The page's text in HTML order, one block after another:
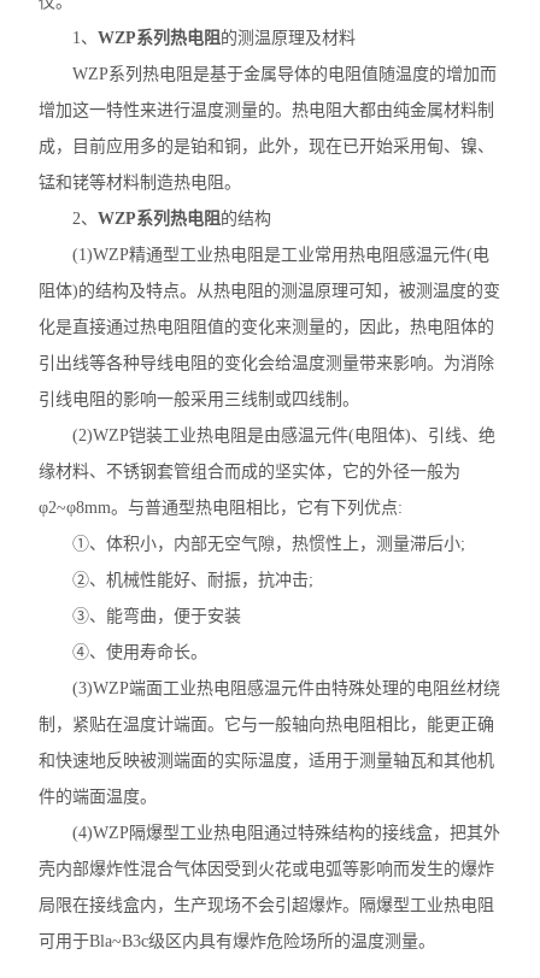
1、WZP系列热电阻的测温原理及材料
WZP系列热电阻是基于金属导体的电阻值随温度的增加而
增加这一特性来进行温度测量的。热电阻大都由纯金属材料制
成，目前应用多的是铂和铜，此外，现在已开始采用甸、镍、
锰和铑等材料制造热电阻。
2、WZP系列热电阻的结构
(1)WZP精通型工业热电阻是工业常用热电阻感温元件(电
阻体)的结构及特点。从热电阻的测温原理可知，被测温度的变
化是直接通过热电阻阻值的变化来测量的，因此，热电阻体的
引出线等各种导线电阻的变化会给温度测量带来影响。为消除
引线电阻的影响一般采用三线制或四线制。
(2)WZP铠装工业热电阻是由感温元件(电阻体)、引线、绝
缘材料、不锈钢套管组合而成的坚实体，它的外径一般为
φ2~φ8mm。与普通型热电阻相比，它有下列优点:
①、体积小，内部无空气隙，热惯性上，测量滞后小;
②、机械性能好、耐振，抗冲击;
③、能弯曲，便于安装
④、使用寿命长。
(3)WZP端面工业热电阻感温元件由特殊处理的电阻丝材绕
制，紧贴在温度计端面。它与一般轴向热电阻相比，能更正确
和快速地反映被测端面的实际温度，适用于测量轴瓦和其他机
件的端面温度。
(4)WZP隔爆型工业热电阻通过特殊结构的接线盒，把其外
壳内部爆炸性混合气体因受到火花或电弧等影响而发生的爆炸
局限在接线盒内，生产现场不会引超爆炸。隔爆型工业热电阻
可用于Bla~B3c级区内具有爆炸危险场所的温度测量。